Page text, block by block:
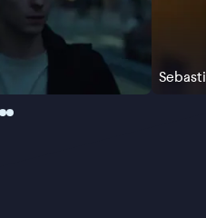
ook diep in thema’s
de pijn van afwijzing en
bij het omarmen van
★★★★ NRC